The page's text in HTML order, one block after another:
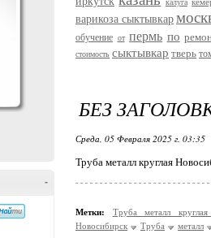
-
калуга
варикоза сыктывкар
обучение от пермь по
стоимость сыктывкар тверь
БЕЗ
Среда, 05 Февраля 2025 г. 03:35
Труба металл круглая
Метки:
Труба металл
Новосибирск
Труба металл